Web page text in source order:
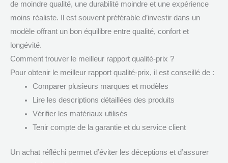
de moindre qualité, une durabilité moindre et une expérience
moins réaliste. Il est souvent préférable d’investir dans un
modèle offrant un bon équilibre entre qualité, confort et
longévité.
Comment trouver le meilleur rapport qualité-prix ?
Pour obtenir le meilleur rapport qualité-prix, il est conseillé de :
Comparer plusieurs marques et modèles
Lire les descriptions détaillées des produits
Vérifier les matériaux utilisés
Tenir compte de la garantie et du service client
Un achat réfléchi permet d’éviter les déceptions et d’assurer